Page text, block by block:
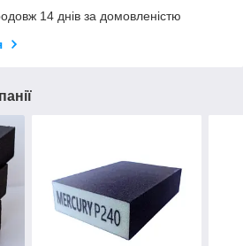
14 днів за домовленістю